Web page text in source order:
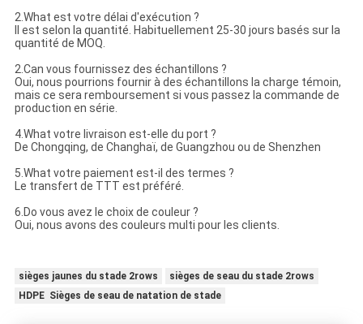
2.What est votre délai d'exécution ?
Il est selon la quantité. Habituellement 25-30 jours basés sur la
quantité de MOQ.
2.Can vous fournissez des échantillons ?
Oui, nous pourrions fournir à des échantillons la charge témoin,
mais ce sera remboursement si vous passez la commande de
production en série.
4.What votre livraison est-elle du port ?
De Chongqing, de Changhaï, de Guangzhou ou de Shenzhen
5.What votre paiement est-il des termes ?
Le transfert de TTT est préféré.
6.Do vous avez le choix de couleur ?
Oui, nous avons des couleurs multi pour les clients.
sièges jaunes du stade 2rows
sièges de seau du stade 2rows
HDPE Sièges de seau de natation de stade